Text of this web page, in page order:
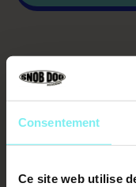
Consentement
Ce site web utilise